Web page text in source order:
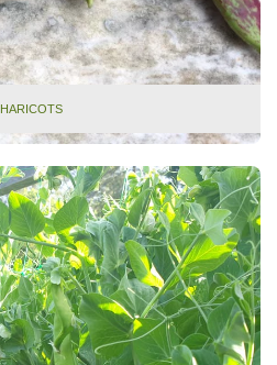
HARICOTS